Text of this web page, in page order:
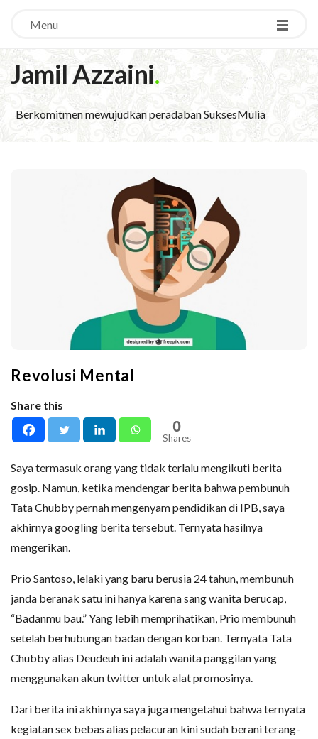
Menu
Jamil Azzaini.
Berkomitmen mewujudkan peradaban SuksesMulia
Revolusi Mental
Share this
0
Shares
Saya termasuk orang yang tidak terlalu mengikuti berita
gosip. Namun, ketika mendengar berita bahwa pembunuh
Tata Chubby pernah mengenyam pendidikan di IPB, saya
akhirnya googling berita tersebut. Ternyata hasilnya
mengerikan.
Prio Santoso, lelaki yang baru berusia 24 tahun, membunuh
janda beranak satu ini hanya karena sang wanita berucap,
“Badanmu bau.” Yang lebih memprihatikan, Prio membunuh
setelah berhubungan badan dengan korban. Ternyata Tata
Chubby alias Deudeuh ini adalah wanita panggilan yang
menggunakan akun twitter untuk alat promosinya.
Dari berita ini akhirnya saya juga mengetahui bahwa ternyata
kegiatan sex bebas alias pelacuran kini sudah berani terang-